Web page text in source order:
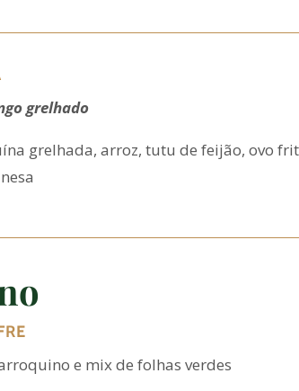
grelhado
grelhada, arroz, tutu de feijão, ovo
e mix de folhas verdes